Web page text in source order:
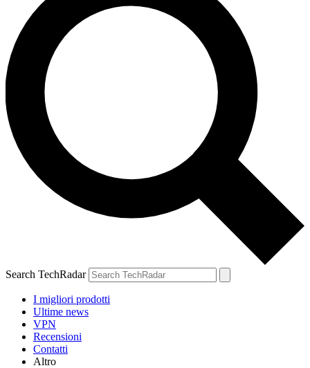
Search TechRadar
I migliori prodotti
Ultime news
VPN
Recensioni
Contatti
Altro